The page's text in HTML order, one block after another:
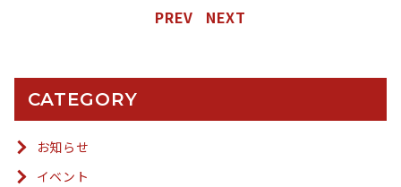
PREV NEXT
CATEGORY
お知らせ
イベント